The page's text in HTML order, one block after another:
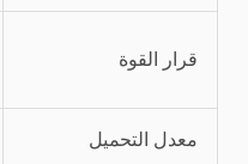
قرار القوة
معدل التحميل